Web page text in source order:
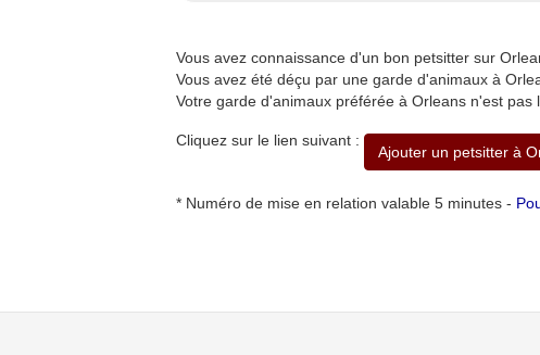
Vous avez connaissance d'un bon petsitter sur
Vous avez été déçu par une garde d'animaux à
Votre garde d'animaux préférée à Orleans n'est
Cliquez sur le lien suivant :
Ajouter un petsitter à
* Numéro de mise en relation valable 5 minutes -